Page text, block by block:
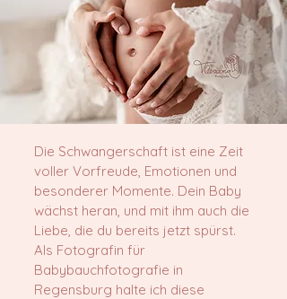
Die Schwangerschaft ist eine Zeit
voller Vorfreude, Emotionen und
besonderer Momente. Dein Baby
wächst heran, und mit ihm auch die
Liebe, die du bereits jetzt spürst.
Als Fotografin für
Babybauchfotografie in
Regensburg halte ich diese